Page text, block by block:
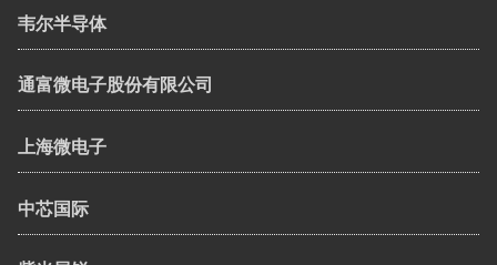
韦尔半导体
通富微电子股份有限公司
上海微电子
中芯国际